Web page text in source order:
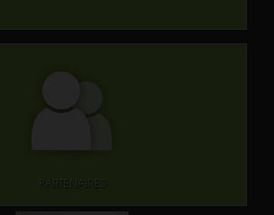
PARTENAIRES